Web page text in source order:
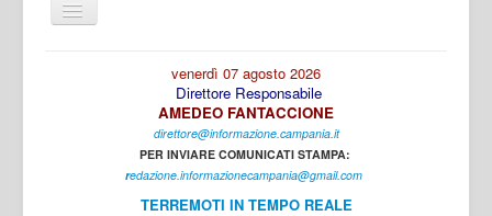
Cambia
navigazione
venerdì 07 agosto 2026
Direttore Responsabile
AMEDEO FANTACCIONE
direttore@informazione.campania.it
PER INVIARE COMUNICATI STAMPA:
redazione.informazionecampania@gmail.com
TERREMOTI IN TEMPO REALE